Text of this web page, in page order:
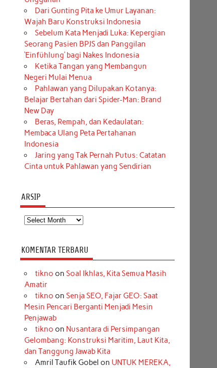
Dari Gunting Pita ke Umur Layanan:
Wajah Baru Konstruksi Indonesia
Sebelum Kata Menjadi Luka: Kepergian
Seorang Pasien BPJS dan Panggilan
‘Einfühlung’ bagi Nakes Indonesia
Ketika Tangan yang Membangun
Negeri Mulai Menua
Pahlawan yang Dilupakan Kotanya:
Belajar Bertahan dari Spider-Man: Brand
New Day
Beras, Rempah, dan Kedaulatan:
Membaca Ulang Peta Pertahanan
Indonesia
Jaring yang Tak Pernah Putus: Catatan
Cinta untuk Pahlawan yang Sendirian
ARSIP
Arsip
KOMENTAR TERBARU
tikno on Soal Ikhlas, Kita Semua Masih
Amatir
tikno on Senja SEO, Fajar GEO: Saat
Mesin Pencari Berganti Menjadi Mesin
Penjawab
tikno on Nusantara di Persimpangan
Gelombang: Konstruksi Maritim, Laut Kita,
dan Tanggung Jawab Kita
Amril Taufik Gobel on UNTUK MEREKA,